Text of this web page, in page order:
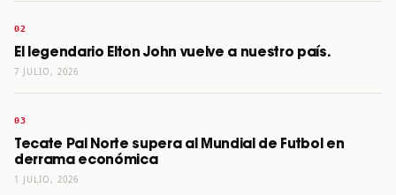
El legendario Elton John vuelve a nuestro país.
7 JULIO, 2026
Tecate Pal Norte supera al Mundial de Futbol en
derrama económica
1 JULIO, 2026